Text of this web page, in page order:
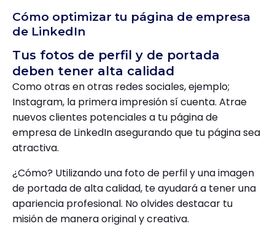
Cómo optimizar tu página de empresa
de LinkedIn
Tus fotos de perfil y de portada
deben tener alta calidad
Como otras en otras redes sociales, ejemplo;
Instagram, la primera impresión sí cuenta. Atrae
nuevos clientes potenciales a tu página de
empresa de LinkedIn asegurando que tu página sea
atractiva.
¿Cómo? Utilizando una foto de perfil y una imagen
de portada de alta calidad, te ayudará a tener una
apariencia profesional. No olvides destacar tu
misión de manera original y creativa.